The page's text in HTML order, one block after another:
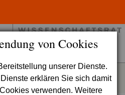
von Cookies
unserer Dienste.
erklären Sie sich damit
verwenden. Weitere